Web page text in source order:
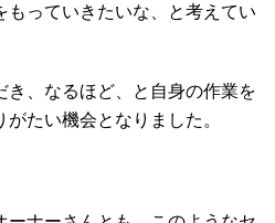
もっていきたいな、と考えてい
き、なるほど、と自身の作業を
たい機会となりました。